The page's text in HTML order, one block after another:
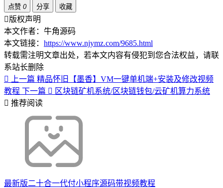
点赞 0 分享 收藏
版权声明
本文作者：牛角源码
本文链接： https://www.njymz.com/9685.html
转载需注明文章出处，若本文内容有侵犯到您合法权益，请联
系站长删除
上一篇 精品怀旧【墨香】VM一键单机端+安装及修改视频
教程 下一篇
区块链矿机系统/区块链钱包/云矿机算力系统
推荐阅读
最新版二十合一代付小程序源码带视频教程